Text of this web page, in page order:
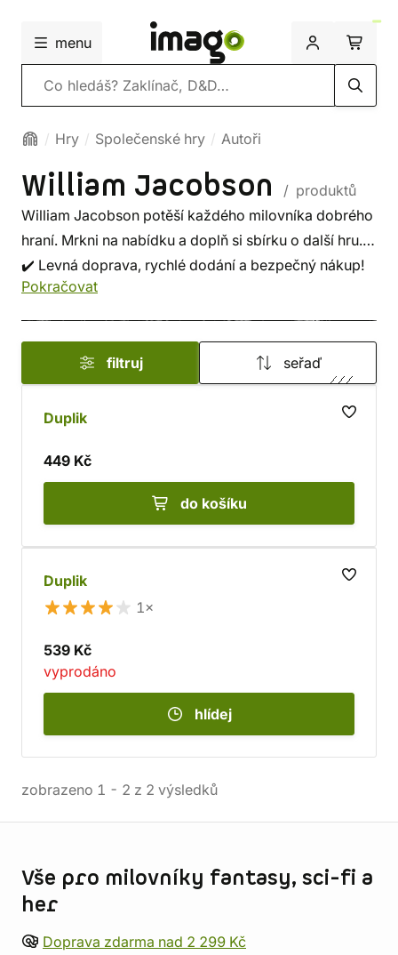
menu
Vyhledávání
Hry Společenské hry Autoři
William Jacobson
/ produktů
William Jacobson potěší každého milovníka dobrého
hraní. Mrkni na nabídku a doplň si sbírku o další hru.
✔️ Levná doprava, rychlé dodání a bezpečný nákup!
Pokračovat
filtruj seřaď
Duplik
449 Kč
do košíku
Duplik
1×
539 Kč
vyprodáno
hlídej
zobrazeno 1 - 2 z 2 výsledků
Vše pro milovníky fantasy, sci-fi a
her
Doprava zdarma nad 2 299 Kč